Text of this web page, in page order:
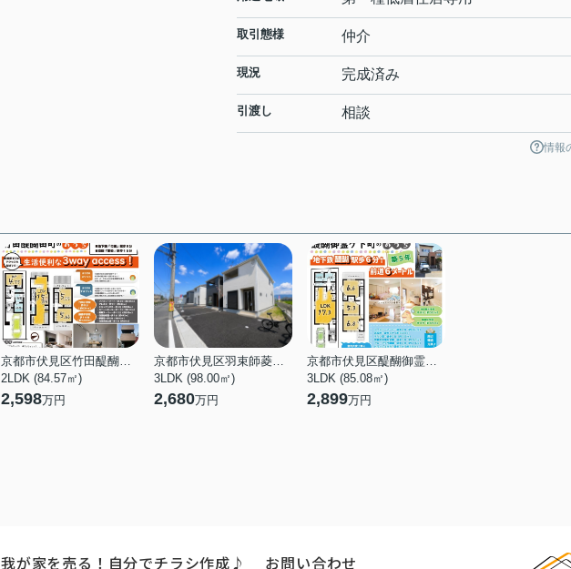
取引態様 仲介
現況 完成済み
引渡し 相談
情報
京都市伏見区竹田醍醐田町
2LDK (84.57㎡)
2,598万円
京都市伏見区羽束師菱川町
3LDK (98.00㎡)
2,680万円
京都市伏見区醍醐御霊ケ下町
3LDK (85.08㎡)
2,899万円
我が家を売る！自分でチラシ作成♪ お問い合わせ